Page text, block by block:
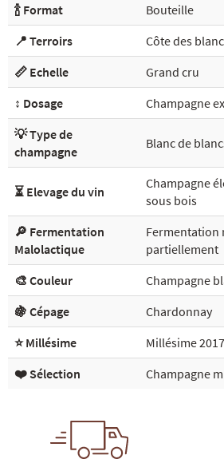
🍾 Format
Bouteille
📍 Terroirs
Côte des
📏 Echelle
Grand cru
↕️ Dosage
Champagne
💡 Type de
champagne
Blanc de
⏳ Elevage du vin
Champagne
sous bois
🔎 Fermentation
Malolactique
Fermentation
partiellement
🎨 Couleur
Champagne
🍇 Cépage
Chardonnay
⭐ Millésime
Millésime 2017
❤️ Sélection
Champagne